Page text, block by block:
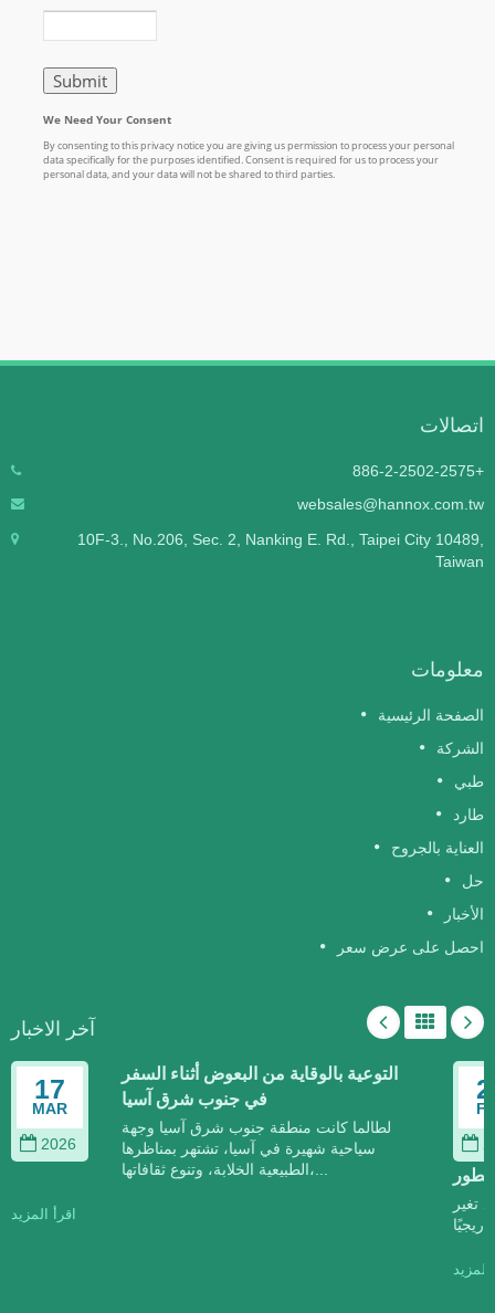
اتصالات
+886-2-2502-2575
websales@hannox.com.tw
10F-3., No.206, Sec. 2, Nanking E. Rd., Taipei City 10489,
Taiwan
معلومات
الصفحة الرئيسية
الشركة
طبي
طارد
العناية بالجروح
حل
الأخبار
احصل على عرض سعر
آخر الاخبار
17
MAR
2026
التوعية بالوقاية من البعوض أثناء السفر
في جنوب شرق آسيا
لطالما كانت منطقة جنوب شرق آسيا وجهة
سياحية شهيرة في آسيا، تشتهر بمناظرها
الطبيعية الخلابة، وتنوع ثقافاتها،...
اقرأ المزيد
تتطور
تغير
المزيد